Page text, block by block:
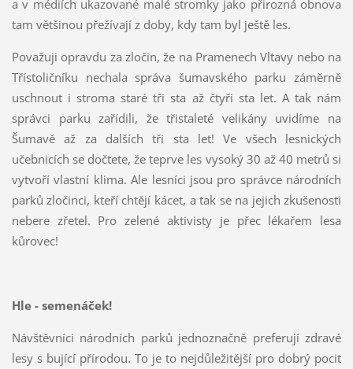
a v médiích ukazované malé stromky jako přirozná obnova
tam většinou přežívají z doby, kdy tam byl ještě les.
Považuji opravdu za zločin, že na Pramenech Vltavy nebo na
Třístoličníku nechala správa šumavského parku záměrně
uschnout i stroma staré tři sta až čtyři sta let. A tak nám
správci parku zařídili, že třistaleté velikány uvidíme na
Šumavě až za dalších tři sta let! Ve všech lesnických
učebnicích se dočtete, že teprve les vysoký 30 až 40 metrů si
vytvoří vlastní klima. Ale lesníci jsou pro správce národních
parků zločinci, kteří chtějí kácet, a tak se na jejich zkušenosti
nebere zřetel. Pro zelené aktivisty je přec lékařem lesa
kůrovec!
Hle - semenáček!
Návštěvníci národních parků jednoznačně preferují zdravé
lesy s bující přírodou. To je to nejdůležitější pro dobrý pocit